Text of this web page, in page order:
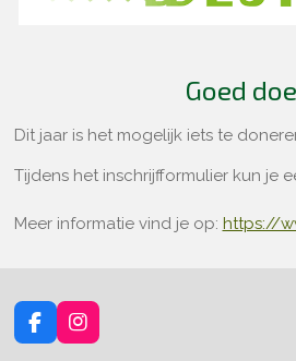
Goed
Dit jaar is het mogelijk iets te
Tijdens het inschrijfformulier kun je
Meer informatie vind je op: https://
F
a
I
n